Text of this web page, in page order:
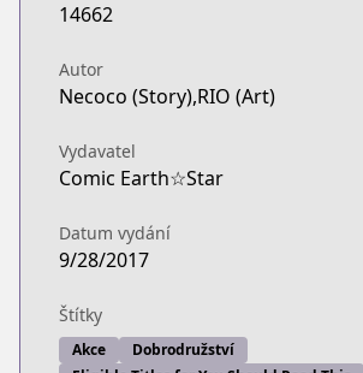
14662
Autor
Necoco (Story),RIO (Art)
Vydavatel
Comic Earth☆Star
Datum vydání
9/28/2017
Štítky
Akce
Dobrodružství